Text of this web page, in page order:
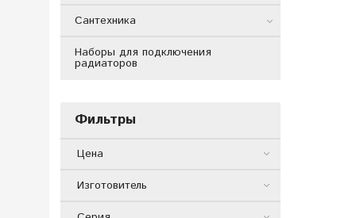
Сантехника
Наборы для подключения
радиаторов
Фильтры
Цена
Изготовитель